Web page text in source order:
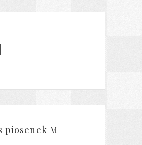
piosenek M